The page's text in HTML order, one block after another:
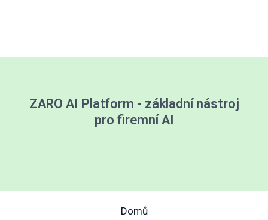
ZARO AI Platform - základní nástroj
pro firemní AI
Domů